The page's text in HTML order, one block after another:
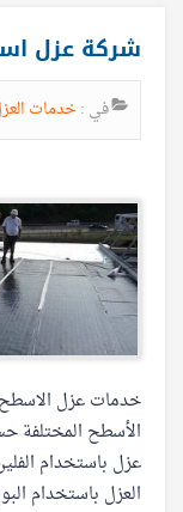
شركة عزل
في : خدمات
خدمات عزل الاسطح
الأسطح المختلفة
عزل باستخدام
العزل باستخدام